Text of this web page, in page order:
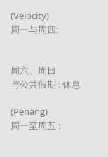
(Velocity)
周一与周四:
周六、周日
与公共假期 : 休息
(Penang)
周一至周五 :